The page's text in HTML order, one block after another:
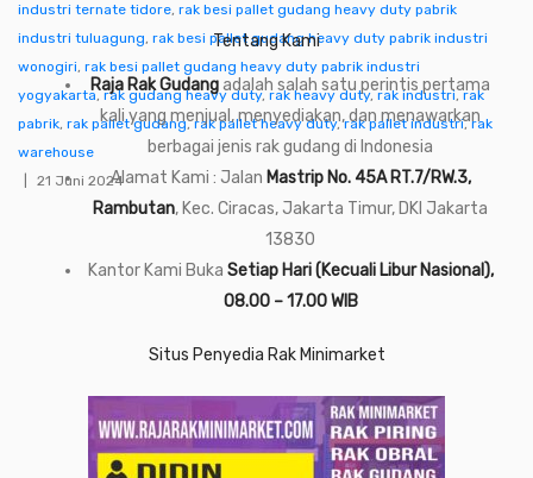
industri ternate tidore, rak besi pallet gudang heavy duty pabrik
industri tuluagung, rak besi pallet gudang heavy duty pabrik industri
wonogiri, rak besi pallet gudang heavy duty pabrik industri
yogyakarta,rak gudang heavy duty,rak heavy duty,rak industri,rak
pabrik, rak pallet gudang,rak pallet heavy duty,rak pallet industri,rak
warehouse
21 Juni 2024
Tentang Kami
Raja Rak Gudangadalah salah satu perintis pertama
kali yang menjual, menyediakan, dan menawarkan
berbagai jenis rak gudang di Indonesia
Alamat Kami : Jalan Mastrip No. 45A RT.7/RW.3,
Rambutan, Kec. Ciracas, Jakarta Timur, DKI Jakarta
13830
Kantor Kami Buka Setiap Hari (Kecuali Libur Nasional),
08.00 – 17.00 WIB
Situs Penyedia Rak Minimarket